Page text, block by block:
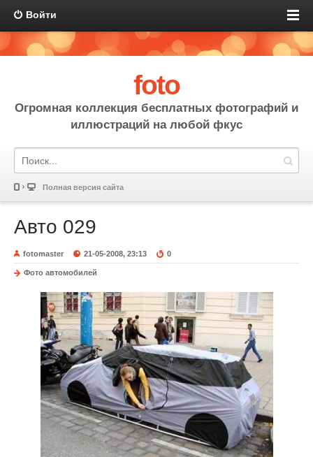
Войти
foto
Огромная коллекция бесплатных фотографий и
иллюстраций на любой фкус
Полная версия сайта
Авто 029
fotomaster 21-05-2008, 23:13 0
Фото автомобилей